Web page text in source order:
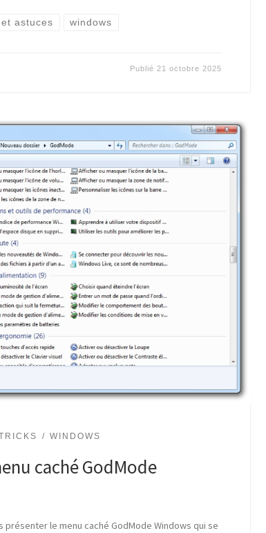
astuces windows
Publié 21 octobre 2025
WINDOWS
caché GodMode
présenter le menu caché GodMode Windows qui se